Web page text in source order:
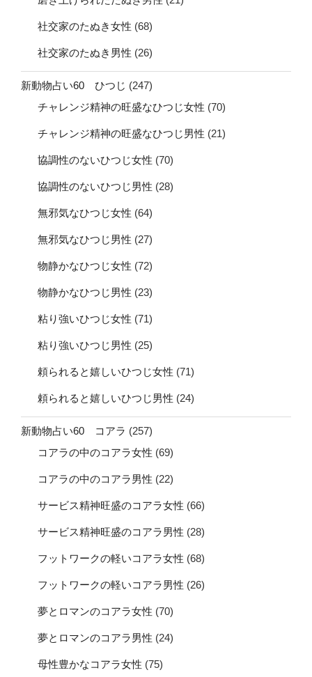
社交家のたぬき女性 (68)
社交家のたぬき男性 (26)
新動物占い60 ひつじ (247)
チャレンジ精神の旺盛なひつじ女性 (70)
チャレンジ精神の旺盛なひつじ男性 (21)
協調性のないひつじ女性 (70)
協調性のないひつじ男性 (28)
無邪気なひつじ女性 (64)
無邪気なひつじ男性 (27)
物静かなひつじ女性 (72)
物静かなひつじ男性 (23)
粘り強いひつじ女性 (71)
粘り強いひつじ男性 (25)
頼られると嬉しいひつじ女性 (71)
頼られると嬉しいひつじ男性 (24)
新動物占い60 コアラ (257)
コアラの中のコアラ女性 (69)
コアラの中のコアラ男性 (22)
サービス精神旺盛のコアラ女性 (66)
サービス精神旺盛のコアラ男性 (28)
フットワークの軽いコアラ女性 (68)
フットワークの軽いコアラ男性 (26)
夢とロマンのコアラ女性 (70)
夢とロマンのコアラ男性 (24)
母性豊かなコアラ女性 (75)